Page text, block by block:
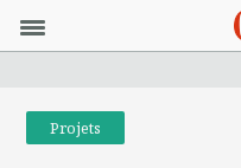
Projets